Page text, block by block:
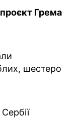
Грема
шестеро